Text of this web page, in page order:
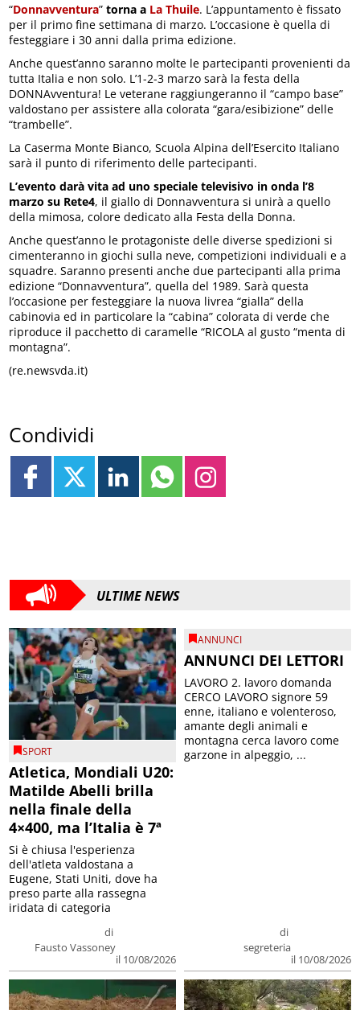
“Donnavventura”torna a La Thuile. L’appuntamento è fissato
per il primo fine settimana di marzo. L’occasione è quella di
festeggiare i 30 anni dalla prima edizione.
Anche quest’anno saranno molte le partecipanti provenienti da
tutta Italia e non solo. L’1-2-3 marzo sarà la festa della
DONNAvventura! Le veterane raggiungeranno il “campo base”
valdostano per assistere alla colorata “gara/esibizione” delle
“trambelle”.
La Caserma Monte Bianco, Scuola Alpina dell’Esercito Italiano
sarà il punto di riferimento delle partecipanti.
L’evento darà vita ad uno speciale televisivo in onda l’8
marzo su Rete4, il giallo di Donnavventura si unirà a quello
della mimosa, colore dedicato alla Festa della Donna.
Anche quest’anno le protagoniste delle diverse spedizioni si
cimenteranno in giochi sulla neve, competizioni individuali e a
squadre. Saranno presenti anche due partecipanti alla prima
edizione “Donnavventura”, quella del 1989. Sarà questa
l’occasione per festeggiare la nuova livrea “gialla” della
cabinovia ed in particolare la “cabina” colorata di verde che
riproduce il pacchetto di caramelle “RICOLA al gusto “menta di
montagna”.
(re.newsvda.it)
Condividi
ULTIME NEWS
SPORT
Atletica, Mondiali U20:
Matilde Abelli brilla
nella finale della
4×400, ma l’Italia è 7ª
di
Fausto Vassoney
il 10/08/2026
Si è chiusa l'esperienza
dell'atleta valdostana a
Eugene, Stati Uniti, dove ha
preso parte alla rassegna
iridata di categoria
ANNUNCI
ANNUNCI DEI LETTORI
di
segreteria
il 10/08/2026
LAVORO 2. lavoro domanda
CERCO LAVORO signore 59
enne, italiano e volenteroso,
amante degli animali e
montagna cerca lavoro come
garzone in alpeggio, ...